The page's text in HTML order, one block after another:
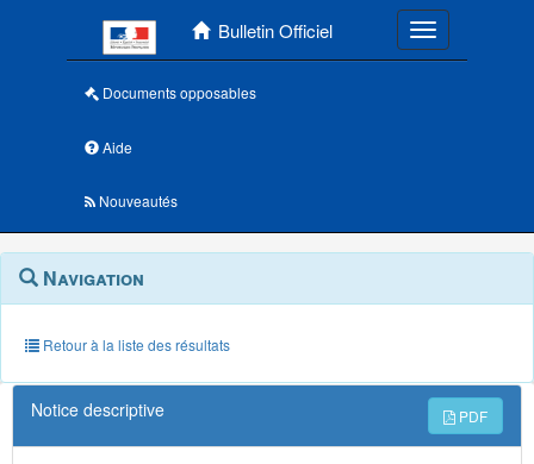
Bulletin Officiel Toggle
Documents opposables
Aide
Nouveautés
Navigation
outils
annexes
Menu
contextuel
Navigation
Retour à la liste des résultats
Notice descriptive PDF